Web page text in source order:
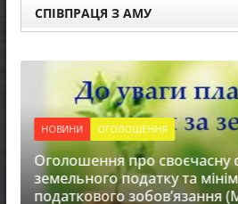
СПІВПРАЦЯ З АМУ
НОВИНИ ОГОЛОШЕННЯ
Оголошення про своєчасну
земельного податку та
податкового зобов’язання